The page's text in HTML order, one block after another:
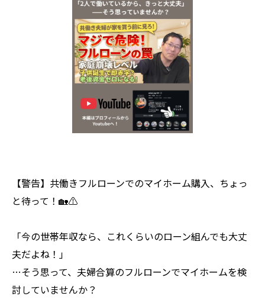
【警告】共働きフルローンでのマイホーム購入、ちょっ
と待って！🏡⚠️
「今の世帯年収なら、これくらいのローン組んでも大丈
夫だよね！」
…そう思って、夫婦合算のフルローンでマイホームを検
討していませんか？